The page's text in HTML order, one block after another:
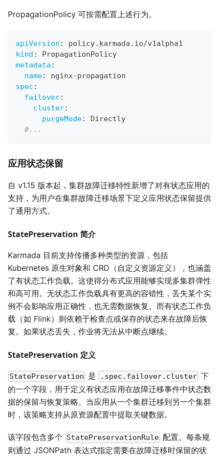
PropagationPolicy 可按需配置上述行为。
apiVersion :
policy.karmada.io/v1alpha1
kind :
PropagationPolicy
metadata :
name: nginx-propagation
spec :
failover:
cluster:
purgeMode:
Directly
#...
应用状态保留
自 v1.15 版本起，集群故障迁移特性新增了对有状态应用的
支持，为用户在集群故障迁移场景下定义应用状态保留提供
了通用方式。
StatePreservation 简介
Karmada 目前支持传播多种类型的资源，包括
Kubernetes 原生对象和 CRD（自定义资源定义），也涵盖
了有状态工作负载。这使得分布式应用能够实现多集群弹性
和高可用。无状态工作负载具有更高的容错性，丢失某个实
例不会影响应用正确性，也无需数据恢复。而有状态工作负
载（如 Flink）则依赖于检查点或保存的状态来在故障后恢
复。如果状态丢失，作业将无法从中断点继续。
StatePreservation 定义
StatePreservation 是 .spec.failover.cluster下
的一个字段，用于定义有状态应用在故障迁移事件中状态数
据的保留与恢复策略。当应用从一个集群迁移到另一个集群
时，该策略支持从原资源配置中提取关键数据。
该字段包含多个 StatePreservationRule 配置。每条规
则通过 JSONPath 表达式指定需要在故障迁移时保留的状